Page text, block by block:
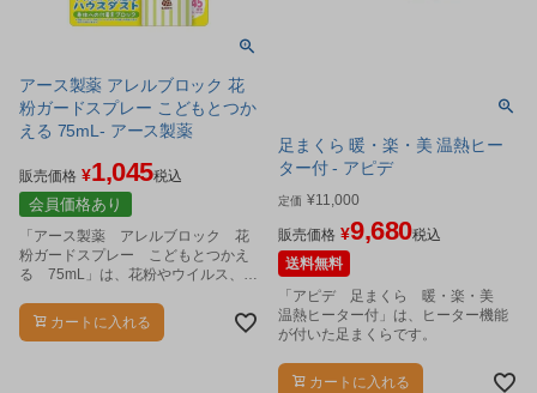
アース製薬 アレルブロック 花
粉ガードスプレー こどもとつか
える 75mL- アース製薬
販売価格 ¥1,045税込
会員価格あり
「アース製薬 アレルブロック 花
粉ガードスプレー こどもとつかえ
る 75mL」は、花粉やウイルス、
抑えることを目指したスプレーで
す。
カートに入れる
足まくら 暖・楽・美 温熱ヒー
ター付 - アピデ
定価 ¥11,000
販売価格 ¥9,680税込
送料無料
「アピデ 足まくら 暖・楽・美
温熱ヒーター付」は、ヒーター機能
が付いた足まくらです。
カートに入れる